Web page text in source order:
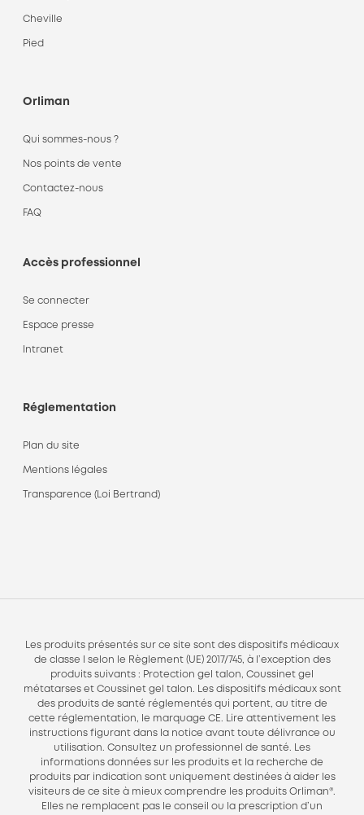
Cheville
Pied
Orliman
Qui sommes-nous ?
Nos points de vente
Contactez-nous
FAQ
Accès professionnel
Se connecter
Espace presse
Intranet
Réglementation
Plan du site
Mentions légales
Transparence (Loi Bertrand)
Les produits présentés sur ce site sont des dispositifs médicaux
de classe I selon le Règlement (UE) 2017/745, à l’exception des
produits suivants : Protection gel talon, Coussinet gel
métatarses et Coussinet gel talon. Les dispositifs médicaux sont
des produits de santé réglementés qui portent, au titre de
cette réglementation, le marquage CE. Lire attentivement les
instructions figurant dans la notice avant toute délivrance ou
utilisation. Consultez un professionnel de santé. Les
informations données sur les produits et la recherche de
produits par indication sont uniquement destinées à aider les
visiteurs de ce site à mieux comprendre les produits Orliman®.
Elles ne remplacent pas le conseil ou la prescription d’un